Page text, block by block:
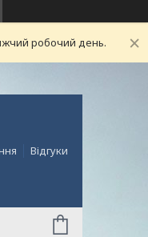
робочий день.
Відгуки